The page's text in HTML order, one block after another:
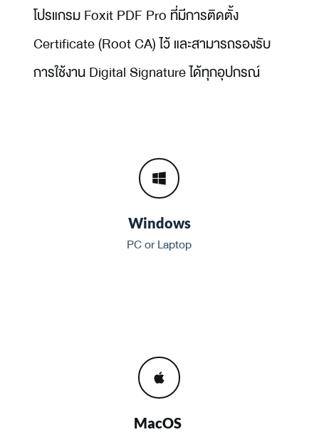
โปรแกรม Foxit PDF Pro ที่มีการติดตั้ง
Certificate (Root CA) ไว้ และสามารถรองรับ
การใช้งาน Digital Signature ได้ทุกอุปกรณ์
Windows
PC or Laptop
MacOS